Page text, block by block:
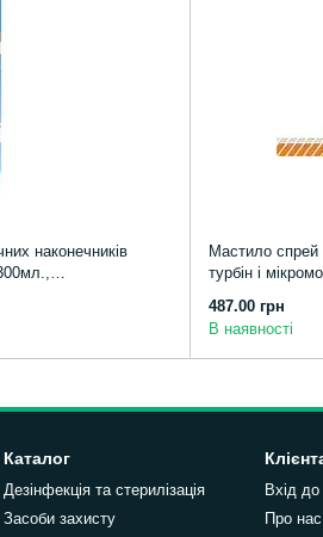
наконечників
Мастило спрей
турбін і
487.00 грн
В наявності
Каталог
Дезінфекція та стерилізація
Засоби захисту
Вхід до
Про нас